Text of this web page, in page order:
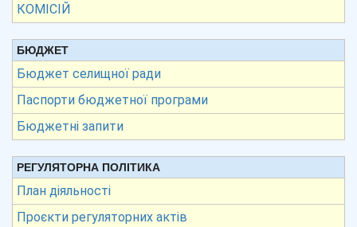
КОМІСІЙ
БЮДЖЕТ
Бюджет селищної ради
Паспорти бюджетної програми
Бюджетні запити
РЕГУЛЯТОРНА ПОЛІТИКА
План діяльності
Проєкти регуляторних актів